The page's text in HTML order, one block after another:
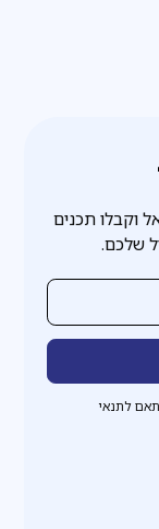
וקבלו תכנים
שלכם.
לתנאי